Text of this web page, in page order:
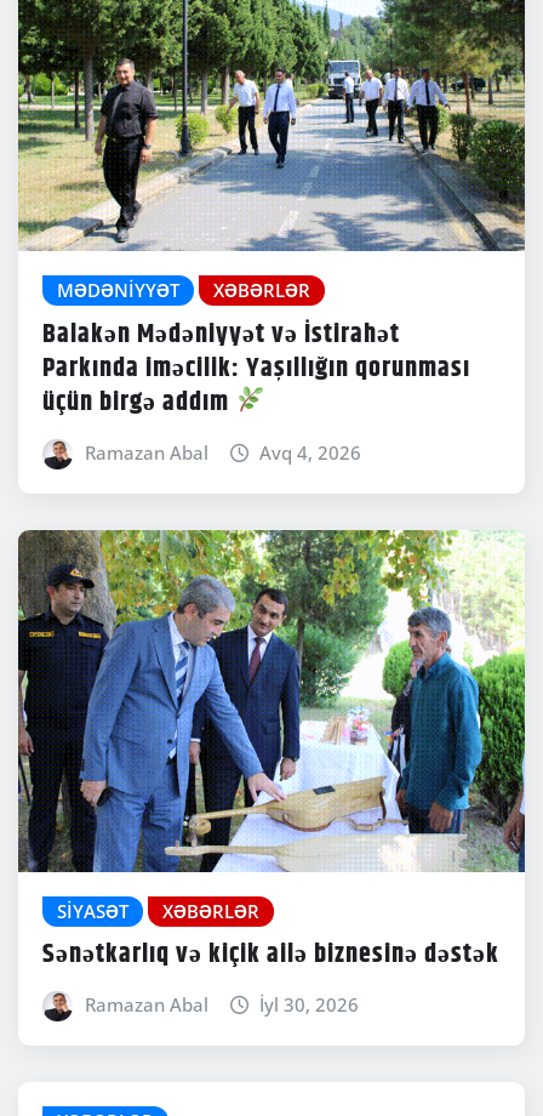
MƏDƏNIYYƏT XƏBƏRLƏR
Balakən Mədəniyyət və İstirahət
Parkında iməcilik: Yaşıllığın qorunması
üçün birgə addım
Ramazan Abal Avq 4, 2026
SIYASƏT XƏBƏRLƏR
Sənətkarlıq və kiçik ailə biznesinə dəstək
Ramazan Abal İyl 30, 2026